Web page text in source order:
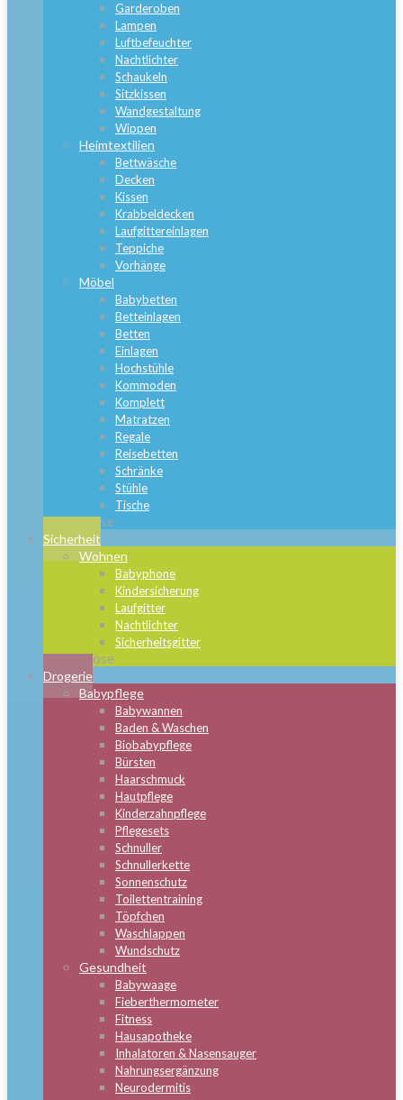
Garderoben
Lampen
Luftbefeuchter
Nachtlichter
Schaukeln
Sitzkissen
Wandgestaltung
Wippen
Heimtextilien
Bettwäsche
Decken
Kissen
Krabbeldecken
Laufgittereinlagen
Teppiche
Vorhänge
Möbel
Babybetten
Betteinlagen
Betten
Einlagen
Hochstühle
Kommoden
Komplett
Matratzen
Regale
Reisebetten
Schränke
Stühle
Tische
Close
Sicherheit
Wohnen
Babyphone
Kindersicherung
Laufgitter
Nachtlichter
Sicherheitsgitter
Close
Drogerie
Babypflege
Babywannen
Baden & Waschen
Biobabypflege
Bürsten
Haarschmuck
Hautpflege
Kinderzahnpflege
Pflegesets
Schnuller
Schnullerkette
Sonnenschutz
Toilettentraining
Töpfchen
Waschlappen
Wundschutz
Gesundheit
Babywaage
Fieberthermometer
Fitness
Hausapotheke
Inhalatoren & Nasensauger
Nahrungsergänzung
Neurodermitis